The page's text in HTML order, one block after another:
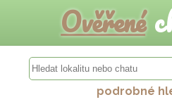
Ověřené
podrobné